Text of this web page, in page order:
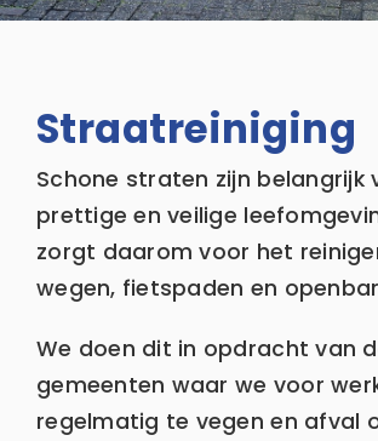
Straatreiniging
Schone straten zijn belangrijk
prettige en veilige
zorgt daarom voor het
wegen, fietspaden en
We doen dit in opdracht van
gemeenten waar we voor
regelmatig te vegen en afval